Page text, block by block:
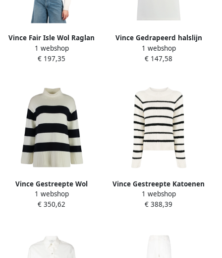
Vince Fair Isle Wol Raglan
Trui White Dames
1 webshop
€ 197,35
Vince Gedrapeerd halslijn
Gebreid T-shirt White
Dames
1 webshop
€ 147,58
Vince Gestreepte Wol
Katoen Trui White Dames
1 webshop
€ 350,62
Vince Gestreepte Katoenen
Trui in Multicolor White
Dames
1 webshop
€ 388,39